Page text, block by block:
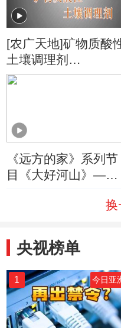
[农广天地]矿物质酸
土壤调理剂
(20160309)
《远方的家》系列节
目《大好河山》——
换
央视榜单
1 今日亚